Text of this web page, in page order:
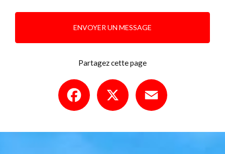
ENVOYER UN MESSAGE
Partagez cette page
Facebook